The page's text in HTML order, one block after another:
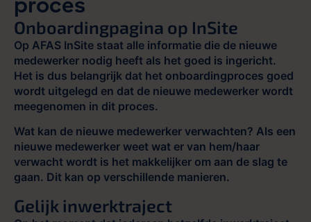
Onboardingpagina op InSite
Op AFAS InSite staat alle informatie die de nieuwe
medewerker nodig heeft als het goed is ingericht.
Het is dus belangrijk dat het onboardingproces goed
wordt uitgelegd en dat de nieuwe medewerker wordt
meegenomen in dit proces.
Wat kan de nieuwe medewerker verwachten? Als een
nieuwe medewerker weet wat er van hem/haar
verwacht wordt is het makkelijker om aan de slag te
gaan. Dit kan op verschillende manieren.
Gelijk inwerktraject